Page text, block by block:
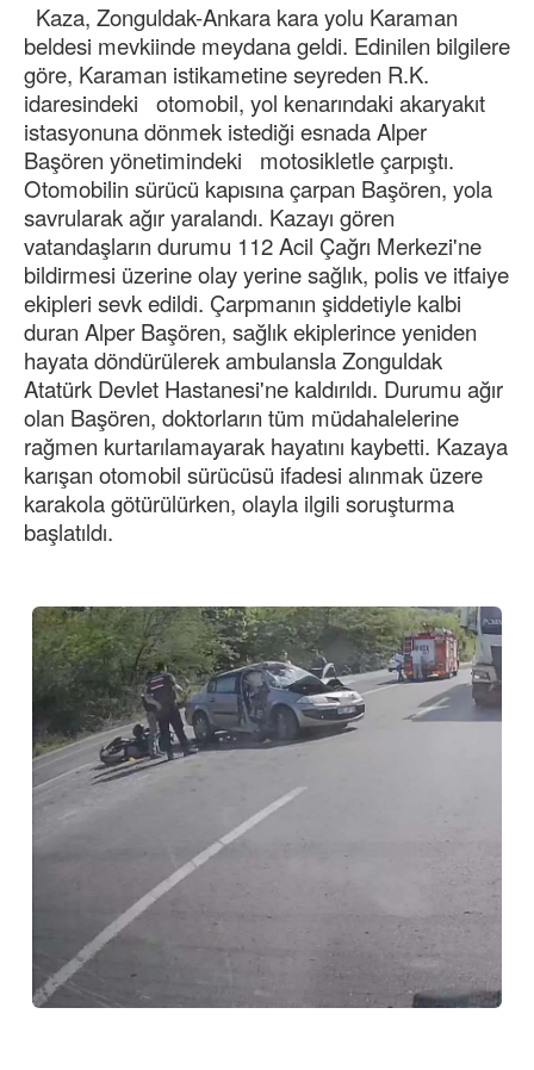
Kaza, Zonguldak-Ankara kara yolu Karaman
beldesi mevkiinde meydana geldi. Edinilen bilgilere
göre, Karaman istikametine seyreden R.K.
idaresindeki otomobil, yol kenarındaki akaryakıt
istasyonuna dönmek istediği esnada Alper
Başören yönetimindeki motosikletle çarpıştı.
Otomobilin sürücü kapısına çarpan Başören, yola
savrularak ağır yaralandı. Kazayı gören
vatandaşların durumu 112 Acil Çağrı Merkezi'ne
bildirmesi üzerine olay yerine sağlık, polis ve itfaiye
ekipleri sevk edildi. Çarpmanın şiddetiyle kalbi
duran Alper Başören, sağlık ekiplerince yeniden
hayata döndürülerek ambulansla Zonguldak
Atatürk Devlet Hastanesi'ne kaldırıldı. Durumu ağır
olan Başören, doktorların tüm müdahalelerine
rağmen kurtarılamayarak hayatını kaybetti. Kazaya
karışan otomobil sürücüsü ifadesi alınmak üzere
karakola götürülürken, olayla ilgili soruşturma
başlatıldı.